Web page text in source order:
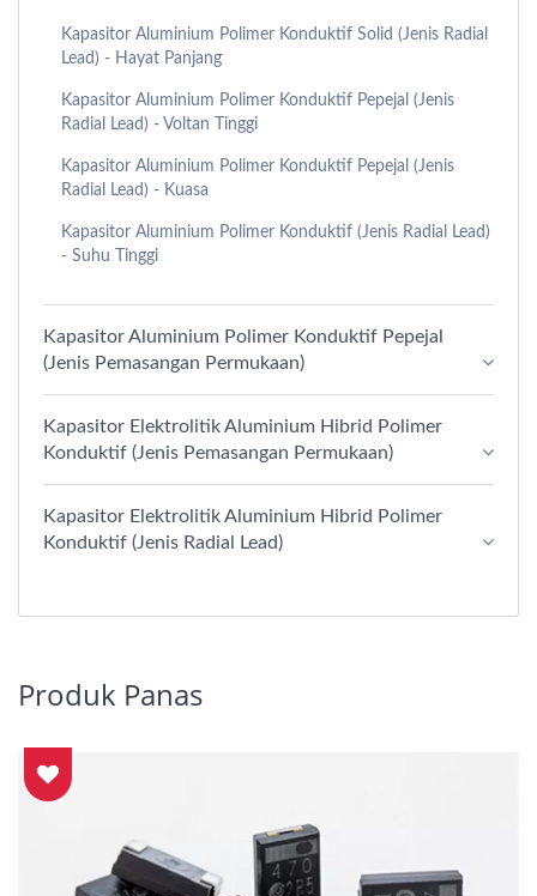
Kapasitor Aluminium Polimer Konduktif Solid (Jenis Radial
Lead) - Hayat Panjang
Kapasitor Aluminium Polimer Konduktif Pepejal (Jenis
Radial Lead) - Voltan Tinggi
Kapasitor Aluminium Polimer Konduktif Pepejal (Jenis
Radial Lead) - Kuasa
Kapasitor Aluminium Polimer Konduktif (Jenis Radial Lead)
- Suhu Tinggi
Kapasitor Aluminium Polimer Konduktif Pepejal
(Jenis Pemasangan Permukaan)
Kapasitor Elektrolitik Aluminium Hibrid Polimer
Konduktif (Jenis Pemasangan Permukaan)
Kapasitor Elektrolitik Aluminium Hibrid Polimer
Konduktif (Jenis Radial Lead)
Produk Panas